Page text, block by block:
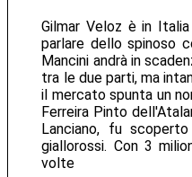
Gilmar Veloz è in
parlare dello spinoso
Mancini andrà in
tra le due parti, ma
il mercato spunta un
Ferreira Pinto
Lanciano, fu
giallorossi. Con 3
volte